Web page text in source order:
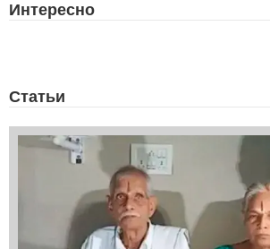
Интересно
Статьи